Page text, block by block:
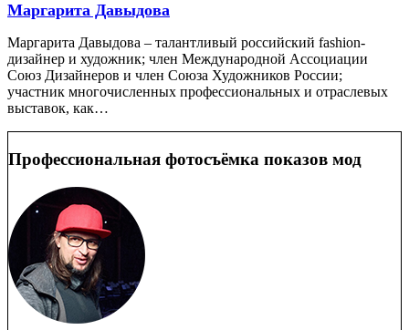
Маргарита Давыдова
Маргарита Давыдова – талантливый российский fashion-
дизайнер и художник; член Международной Ассоциации
Союз Дизайнеров и член Союза Художников России;
участник многочисленных профессиональных и отраслевых
выставок, как…
Профессиональная фотосъёмка показов мод